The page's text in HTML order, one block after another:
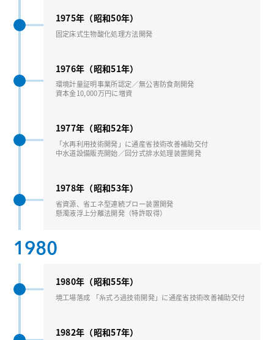
1975年（昭和50年）
固定床式⽣物酸化処理⽅法開発
1976年（昭和51年）
環境計量証明事業所認定／無公害防⾷剤開発
資本⾦10,000万円に増資
1977年（昭和52年）
「⽔再利⽤技術開発」に通産省技術改善補助交付
中水道設備販売開始／回分式排⽔処理装置開発
1978年（昭和53年）
省資源、省エネ型連続ブロー装置開発
懸濁液浮上分離法開発（特許取得）
1980
1980年（昭和55年）
境⼯場落成 「⽷式ろ過技術開発」に通産省技術改善補助交付
1982年（昭和57年）